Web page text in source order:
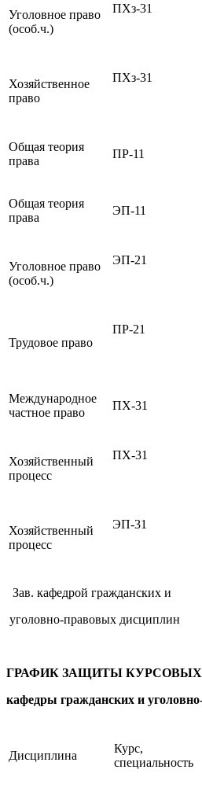
Уголовное право
(особ.ч.)
ПХз-31
Хозяйственное
право
ПХз-31
Общая теория
права
ПР-11
Общая теория
права
ЭП-11
Уголовное право
(особ.ч.)
ЭП-21
Трудовое право
ПР-21
Международное
частное право
ПХ-31
Хозяйственный
процесс
ПХ-31
Хозяйственный
процесс
ЭП-31
Зав. кафедрой гражданских и
уголовно-правовых дисциплин
ГРАФИК ЗАЩИТЫ КУРСОВЫХ
кафедры гражданских и
Дисциплина
Курс,
специальность